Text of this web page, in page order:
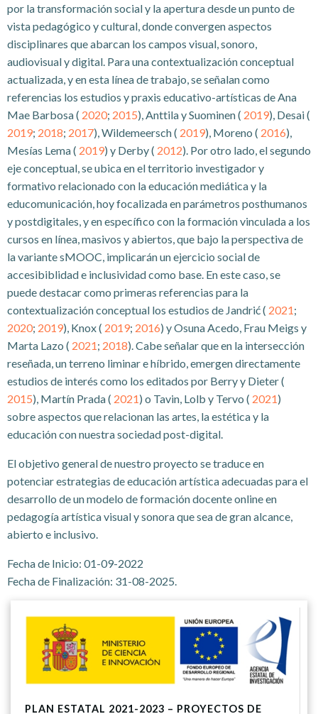
por la transformación social y la apertura desde un punto de
vista pedagógico y cultural, donde convergen aspectos
disciplinares que abarcan los campos visual, sonoro,
audiovisual y digital. Para una contextualización conceptual
actualizada, y en esta línea de trabajo, se señalan como
referencias los estudios y praxis educativo-artísticas de Ana
Mae Barbosa ( 2020; 2015), Anttila y Suominen ( 2019), Desai (
2019; 2018; 2017), Wildemeersch ( 2019), Moreno ( 2016),
Mesías Lema ( 2019) y Derby ( 2012). Por otro lado, el segundo
eje conceptual, se ubica en el territorio investigador y
formativo relacionado con la educación mediática y la
educomunicación, hoy focalizada en parámetros posthumanos
y postdigitales, y en específico con la formación vinculada a los
cursos en línea, masivos y abiertos, que bajo la perspectiva de
la variante sMOOC, implicarán un ejercicio social de
accesibiblidad e inclusividad como base. En este caso, se
puede destacar como primeras referencias para la
contextualización conceptual los estudios de Jandrić ( 2021;
2020; 2019), Knox ( 2019; 2016) y Osuna Acedo, Frau Meigs y
Marta Lazo ( 2021; 2018). Cabe señalar que en la intersección
reseñada, un terreno liminar e híbrido, emergen directamente
estudios de interés como los editados por Berry y Dieter (
2015), Martín Prada ( 2021) o Tavin, Lolb y Tervo ( 2021)
sobre aspectos que relacionan las artes, la estética y la
educación con nuestra sociedad post-digital.
El objetivo general de nuestro proyecto se traduce en
potenciar estrategias de educación artística adecuadas para el
desarrollo de un modelo de formación docente online en
pedagogía artística visual y sonora que sea de gran alcance,
abierto e inclusivo.
Fecha de Inicio: 01-09-2022
Fecha de Finalización: 31-08-2025.
PLAN ESTATAL 2021-2023 – PROYECTOS DE